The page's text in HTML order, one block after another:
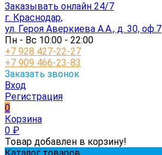
Заказывать онлайн 24/7
г. Краснодар,
ул. Героя Аверкиева А.А., д. 30, оф.7
Пн - Вс 10:00 - 22:00
+7 928 427-22-27
+7 909 466-23-83
Заказать звонок
Вход
Регистрация
0
Корзина
0 ₽
Товар добавлен в корзину!